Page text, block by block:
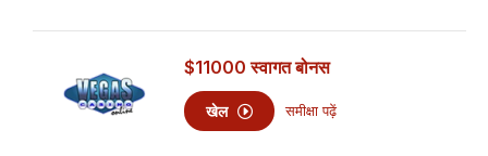
$11000 स्वागत बोनस
खेल समीक्षा पढ़ें